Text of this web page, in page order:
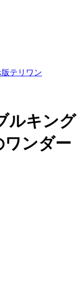
テリワン
ルキング
ワンダー